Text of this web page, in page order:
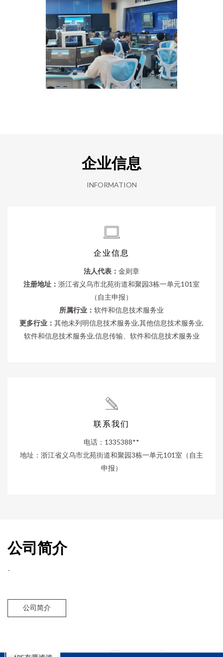
企业信息
INFORMATION
企业信息
法人代表： 金则章
注册地址： 浙江省义乌市北苑街道和聚园3栋一单元101室
（自主申报）
所属行业： 软件和信息技术服务业
更多行业： 其他未列明信息技术服务业,其他信息技术服务业,
软件和信息技术服务业,信息传输、软件和信息技术服务业
联系我们
电话：1335388**
地址：浙江省义乌市北苑街道和聚园3栋一单元101室（自主
申报）
公司简介
-
公司简介